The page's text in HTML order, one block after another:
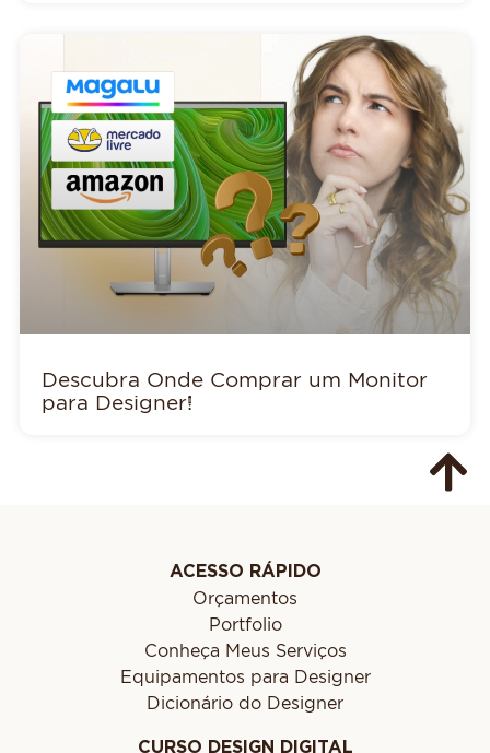
Descubra Onde Comprar um Monitor
para Designer!
ACESSO RÁPIDO
Orçamentos
Portfolio
Conheça Meus Serviços
Equipamentos para Designer
Dicionário do Designer
CURSO DESIGN DIGITAL